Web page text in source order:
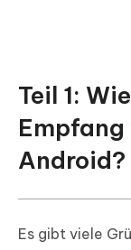
9. SIM-
Teil 3:
Internet-
FAQ zu
Teil 1:
Empfang
Android?
Es gibt viele